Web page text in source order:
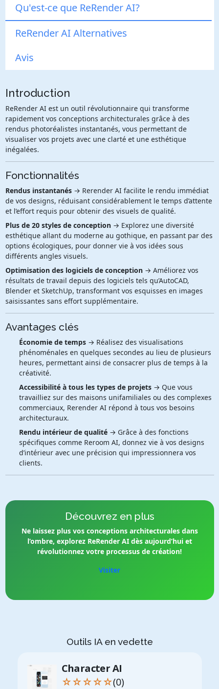
Qu'est-ce que ReRender AI?
ReRender AI Alternatives
Avis
Introduction
ReRender AI est un outil révolutionnaire qui transforme
rapidement vos conceptions architecturales grâce à des
rendus photoréalistes instantanés, vous permettant de
visualiser vos projets avec une clarté et une esthétique
inégalées.
Fonctionnalités
Rendus instantanés→ Rerender AI facilite le rendu immédiat
de vos designs, réduisant considérablement le temps d’attente
et l’effort requis pour obtenir des visuels de qualité.
Plus de 20 styles de conception→ Explorez une diversité
esthétique allant du moderne au gothique, en passant par des
options écologiques, pour donner vie à vos idées sous
différents angles visuels.
Optimisation des logiciels de conception→ Améliorez vos
résultats de travail depuis des logiciels tels qu’AutoCAD,
Blender et SketchUp, transformant vos esquisses en images
saisissantes sans effort supplémentaire.
Avantages clés
Économie de temps→ Réalisez des visualisations
phénoménales en quelques secondes au lieu de plusieurs
heures, permettant ainsi de consacrer plus de temps à la
créativité.
Accessibilité à tous les types de projets→ Que vous
travailliez sur des maisons unifamiliales ou des complexes
commerciaux, Rerender AI répond à tous vos besoins
architecturaux.
Rendu intérieur de qualité→ Grâce à des fonctions
spécifiques comme Reroom AI, donnez vie à vos designs
d’intérieur avec une précision qui impressionnera vos
clients.
Découvrez en plus
Ne laissez plus vos conceptions architecturales dans
l’ombre, explorez ReRender AI dès aujourd’hui et
révolutionnez votre processus de création!
Visiter
Outils IA en vedette
Character AI
☆☆☆☆☆(0)